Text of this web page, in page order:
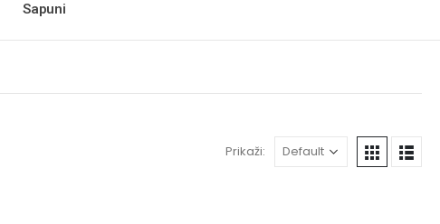
Sapuni
Prikaži: